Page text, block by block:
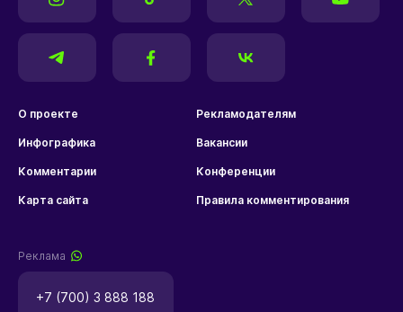
О проекте Рекламодателям
Инфографика Вакансии
Комментарии Конференции
Карта сайта Правила комментирования
Реклама
+7 (700) 3 888 188